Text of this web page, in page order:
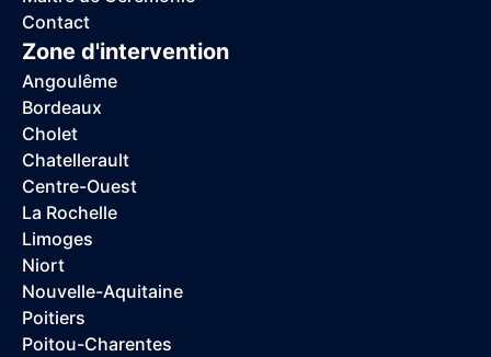
Contact
Zone d'intervention
Angoulême
Bordeaux
Cholet
Chatellerault
Centre-Ouest
La Rochelle
Limoges
Niort
Nouvelle-Aquitaine
Poitiers
Poitou-Charentes